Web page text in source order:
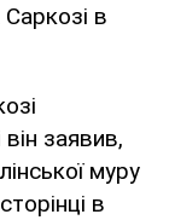
в
заявив,
муру
в